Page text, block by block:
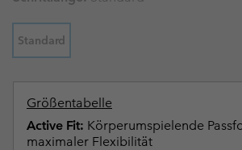
Standard
Größentabelle
Active Fit: Körperumspielende
maximaler Flexibilität